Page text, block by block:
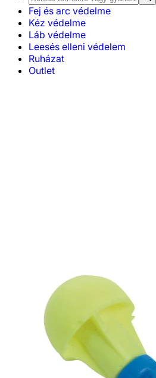
Fej és arc védelme
Kéz védelme
Láb védelme
Leesés elleni védelem
Ruházat
Outlet